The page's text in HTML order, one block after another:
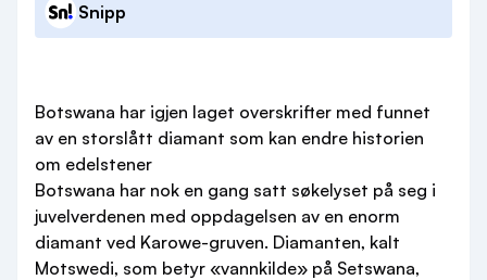
Snipp
Botswana har igjen laget overskrifter med funnet
av en storslått diamant som kan endre historien
om edelstener
Botswana har nok en gang satt søkelyset på seg i
juvelverdenen med oppdagelsen av en enorm
diamant ved Karowe-gruven. Diamanten, kalt
Motswedi, som betyr «vannkilde» på Setswana,